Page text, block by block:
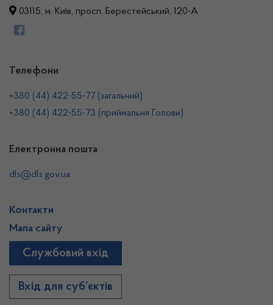
03115, м. Київ, просп. Берестейський, 120-А
Телефони
+380 (44) 422-55-77 (загальний)
+380 (44) 422-55-73 (приймальня Голови)
Електронна пошта
dls@dls.gov.ua
Контакти
Мапа сайту
Службовий вхід
Вхід для суб’єктів